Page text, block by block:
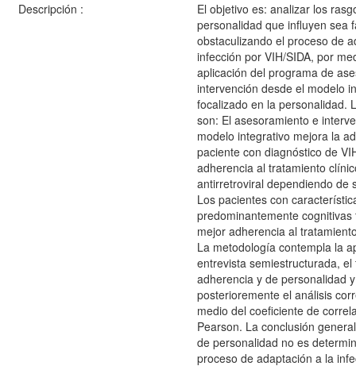
Descripción :
El objetivo es: analizar los
personalidad que influyen sea
obstaculizando el proceso de
infección por VIH/SIDA, por
aplicación del programa de
intervención desde el modelo
focalizado en la personalidad.
son: El asesoramiento e
modelo integrativo mejora la
paciente con diagnóstico de
adherencia al tratamiento
antirretroviral dependiendo de
Los pacientes con
predominantemente
mejor adherencia al
La metodología contempla la
entrevista semiestructurada, el
adherencia y de personalidad y
posterioremente el análisis
medio del coeficiente de
Pearson. La conclusión
de personalidad no es
proceso de adaptación a la